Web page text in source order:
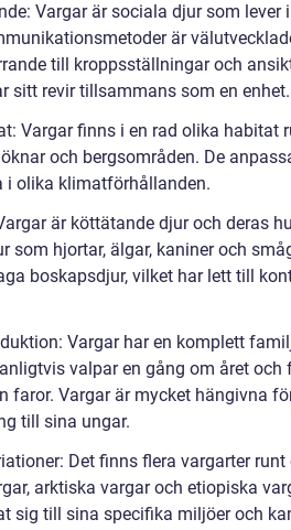
Vargar är sociala djur som
är
till kroppsställningar och
sitt revir tillsammans som en enhet.
Vargar finns i en rad olika habitat
och bergsområden. De
i olika klimatförhållanden.
är köttätande djur och deras
som hjortar, älgar, kaniner och
boskapsdjur, vilket har lett till
Vargar har en komplett
valpar en gång om året och
faror. Vargar är mycket hängivna
till sina ungar.
Det finns flera vargarter
arktiska vargar och etiopiska
sig till sina specifika miljöer och